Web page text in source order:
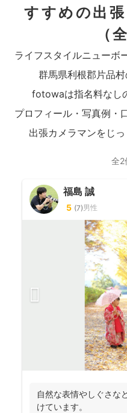
すすめの出
（
ライフスタイルニューボ
群馬県利根郡片品村
fotowaは指名料なし
プロフィール・写真例・
出張カメラマンをじっ
全2
福島 誠
5 (7)男性
自然な表情やしぐさな
けています。